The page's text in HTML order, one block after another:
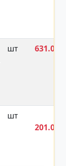
шт
631.00
шт
201.00